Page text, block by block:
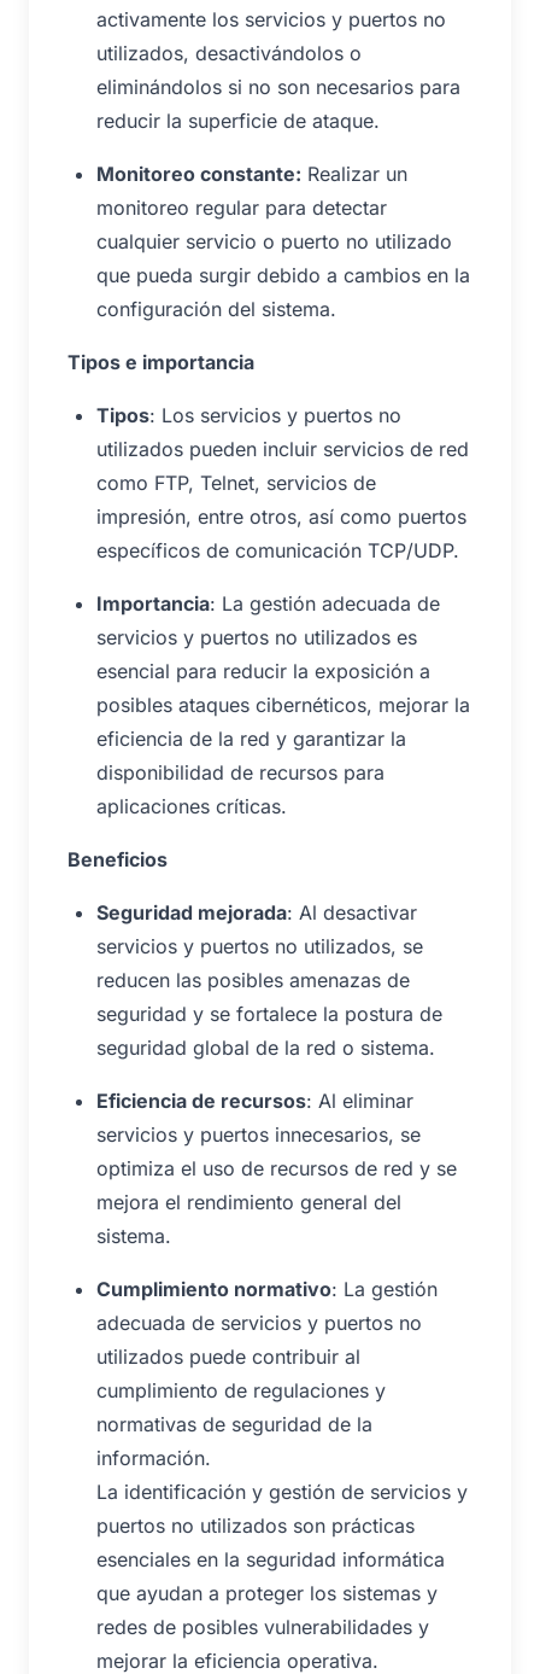
activamente los servicios y puertos no
utilizados, desactivándolos o
eliminándolos si no son necesarios para
reducir la superficie de ataque.
Monitoreo constante: Realizar un
monitoreo regular para detectar
cualquier servicio o puerto no utilizado
que pueda surgir debido a cambios en la
configuración del sistema.
Tipos e importancia
Tipos: Los servicios y puertos no
utilizados pueden incluir servicios de red
como FTP, Telnet, servicios de
impresión, entre otros, así como puertos
específicos de comunicación TCP/UDP.
Importancia: La gestión adecuada de
servicios y puertos no utilizados es
esencial para reducir la exposición a
posibles ataques cibernéticos, mejorar la
eficiencia de la red y garantizar la
disponibilidad de recursos para
aplicaciones críticas.
Beneficios
Seguridad mejorada: Al desactivar
servicios y puertos no utilizados, se
reducen las posibles amenazas de
seguridad y se fortalece la postura de
seguridad global de la red o sistema.
Eficiencia de recursos: Al eliminar
servicios y puertos innecesarios, se
optimiza el uso de recursos de red y se
mejora el rendimiento general del
sistema.
Cumplimiento normativo: La gestión
adecuada de servicios y puertos no
utilizados puede contribuir al
cumplimiento de regulaciones y
normativas de seguridad de la
información.
La identificación y gestión de servicios y
puertos no utilizados son prácticas
esenciales en la seguridad informática
que ayudan a proteger los sistemas y
redes de posibles vulnerabilidades y
mejorar la eficiencia operativa.